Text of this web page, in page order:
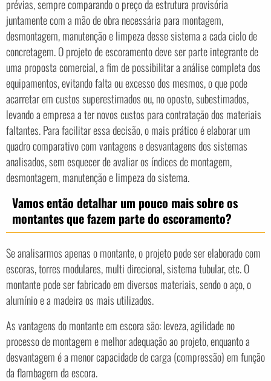
prévias, sempre comparando o preço da estrutura provisória
juntamente com a mão de obra necessária para montagem,
desmontagem, manutenção e limpeza desse sistema a cada ciclo de
concretagem. O projeto de escoramento deve ser parte integrante de
uma proposta comercial, a fim de possibilitar a análise completa dos
equipamentos, evitando falta ou excesso dos mesmos, o que pode
acarretar em custos superestimados ou, no oposto, subestimados,
levando a empresa a ter novos custos para contratação dos materiais
faltantes. Para facilitar essa decisão, o mais prático é elaborar um
quadro comparativo com vantagens e desvantagens dos sistemas
analisados, sem esquecer de avaliar os índices de montagem,
desmontagem, manutenção e limpeza do sistema.
Vamos então detalhar um pouco mais sobre os
montantes que fazem parte do escoramento?
Se analisarmos apenas o montante, o projeto pode ser elaborado com
escoras, torres modulares, multi direcional, sistema tubular, etc. O
montante pode ser fabricado em diversos materiais, sendo o aço, o
alumínio e a madeira os mais utilizados.
As vantagens do montante em escora são: leveza, agilidade no
processo de montagem e melhor adequação ao projeto, enquanto a
desvantagem é a menor capacidade de carga (compressão) em função
da flambagem da escora.